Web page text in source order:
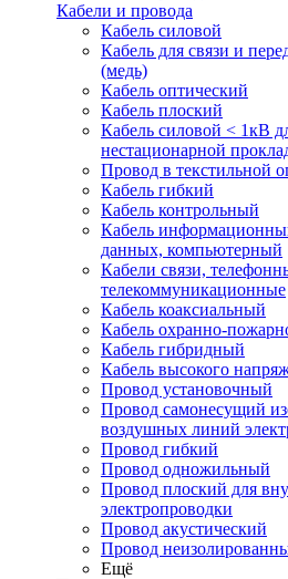
Кабели и провода
Кабель силовой
Кабель для связи и
(медь)
Кабель оптический
Кабель плоский
Кабель силовой < 1кВ
нестационарной
Провод в текстильной
Кабель гибкий
Кабель контрольный
Кабель
данных, компьютерный
Кабели связи,
телекоммуникационные
Кабель коаксиальный
Кабель охранно-
Кабель гибридный
Кабель высокого
Провод установочный
Провод самонесущий
воздушных линий
Провод гибкий
Провод одножильный
Провод плоский для
электропроводки
Провод акустический
Провод
Ещё